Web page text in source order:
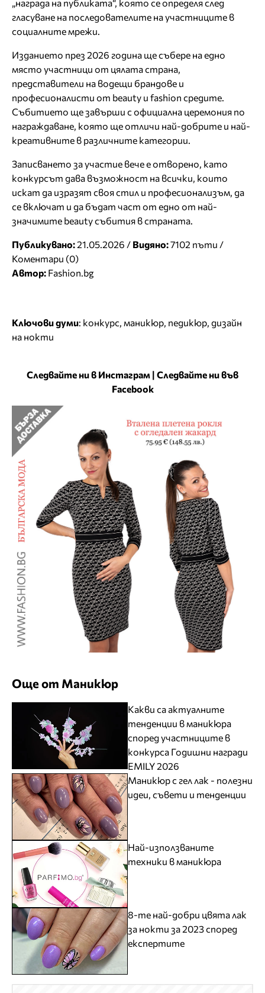
„награда на публиката“, която се определя след
гласуване на последователите на участниците в
социалните мрежи.
Изданието през 2026 година ще събере на едно
място участници от цялата страна,
представители на водещи брандове и
професионалисти от beauty и fashion средите.
Събитието ще завърши с официална церемония по
награждаване, която ще отличи най-добрите и най-
креативните в различните категории.
Записването за участие вече е отворено, като
конкурсът дава възможност на всички, които
искат да изразят своя стил и професионализъм, да
се включат и да бъдат част от едно от най-
значимите beauty събития в страната.
Публикувано:21.05.2026 / Видяно:7102 пъти /
Коментари (0)
Автор: Fashion.bg
Ключови думи: конкурс, маникюр, педикюр, дизайн
на нокти
Следвайте ни в Инстаграм | Следвайте ни във
Facebook
Още от Маникюр
Какви са актуалните
тенденции в маникюра
според участниците в
конкурса Годишни награди
EMILY 2026
Маникюр с гел лак - полезни
идеи, съвети и тенденции
Най-използваните
техники в маникюра
8-те най-добри цвята лак
за нокти за 2023 според
експертите